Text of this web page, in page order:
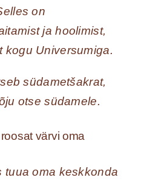
on
ja hoolimist,
kogu Universumiga.
südametšakrat,
otse südamele.
värvi oma
tuua oma keskkonda